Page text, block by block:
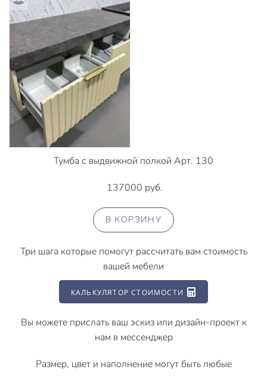
Тумба с выдвижной полкой Арт. 130
137000 руб.
В КОРЗИНУ
Три шага которые помогут рассчитать вам стоимость
вашей мебели
КАЛЬКУЛЯТОР СТОИМОСТИ
Вы можете прислать ваш эскиз или дизайн-проект к
нам в мессенджер
Размер, цвет и наполнение могут быть любые